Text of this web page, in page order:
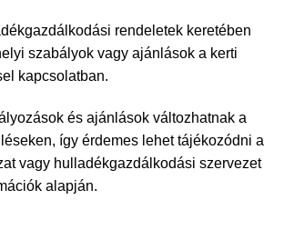
rendeletek keretében
szabályok vagy ajánlások a kerti
kapcsolatban.
és ajánlások változhatnak a
így érdemes lehet tájékozódni a
vagy hulladékgazdálkodási szervezet
alapján.